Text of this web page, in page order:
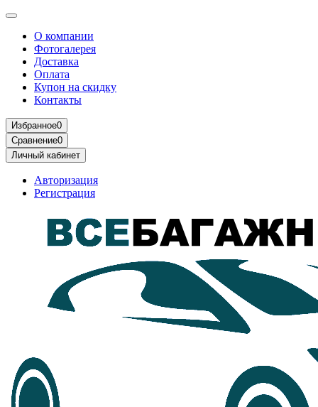
О компании
Фотогалерея
Доставка
Оплата
Купон на скидку
Контакты
Избранное0
Сравнение0
Личный кабинет
Авторизация
Регистрация